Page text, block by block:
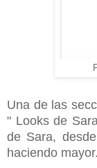
Una de las
" Looks de
de Sara,
haciendo mayor.